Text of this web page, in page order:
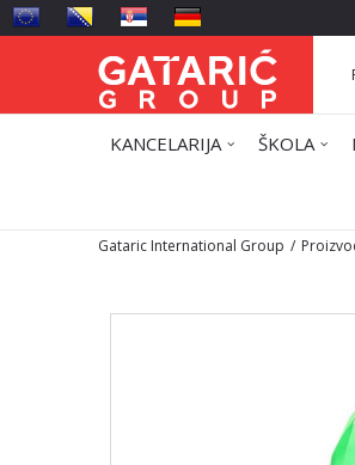
KANCELARIJA ŠKOLA
Gataric International Group